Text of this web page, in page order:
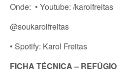
Onde: • Youtube: /karolfreitas
@soukarolfreitas
• Spotify: Karol Freitas
FICHA TÉCNICA – REFÚGIO